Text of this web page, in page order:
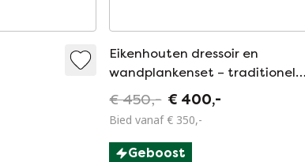
Eikenhouten dressoir en
wandplankenset – traditionele
stijl
€ 450,- € 400,-
Bied vanaf € 350,-
Geboost